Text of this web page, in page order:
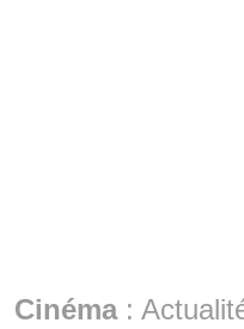
Cinéma: